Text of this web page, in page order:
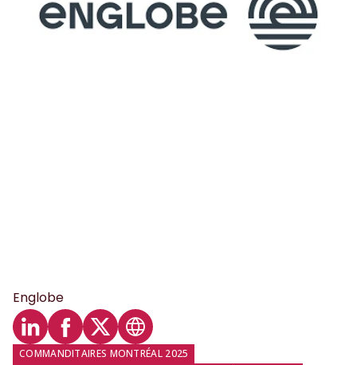
Englobe
Profil LinkedIn
Profil Facebook
Profil Twitter
Site web
COMMANDITAIRES MONTRÉAL 2025